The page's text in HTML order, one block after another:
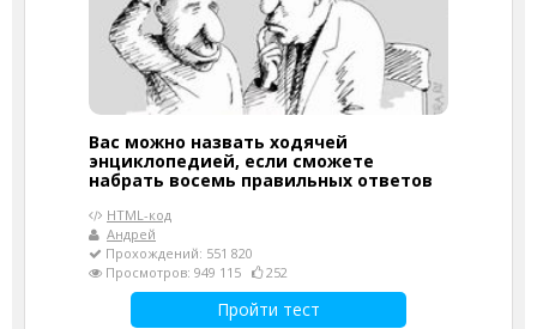
Вас можно назвать ходячей
энциклопедией, если сможете
набрать восемь правильных ответов
HTML-код
Андрей
Прохождений: 551 820
Просмотров: 949 115
252
Пройти тест